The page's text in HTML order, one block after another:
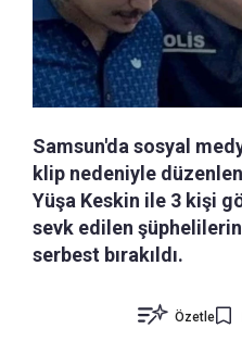
Samsun'da sosyal
klip nedeniyle
Yüşa Keskin ile 3 kişi
sevk edilen
serbest bırakıldı.
Özetle